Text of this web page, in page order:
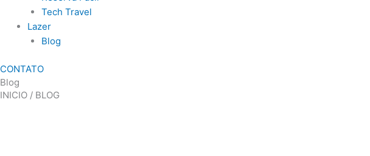
Tech Travel
Lazer
Blog
CONTATO
Blog
INICIO / BLOG